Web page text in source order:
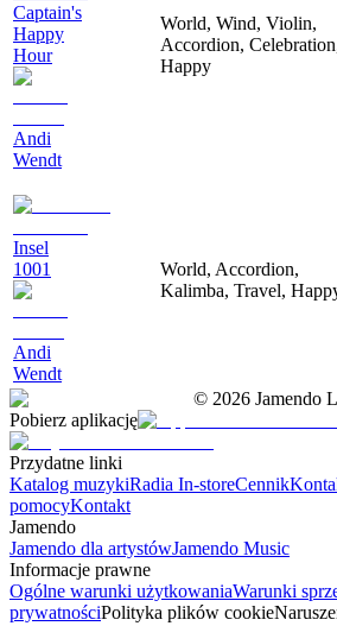
Captain's
Happy
Hour
Andi
Wendt
World, Wind, Violin,
Accordion,
Happy
Insel
1001
Andi
Wendt
World, Accordion,
Kalimba, Travel,
© 2026 Jamendo
Pobierz aplikację
Przydatne linki
Katalog muzykiRadia In-storeCennik
pomocyKontakt
Jamendo
Jamendo dla artystówJamendo Music
Informacje prawne
Ogólne warunki użytkowaniaWarunki
prywatnościPolityka plików cookie